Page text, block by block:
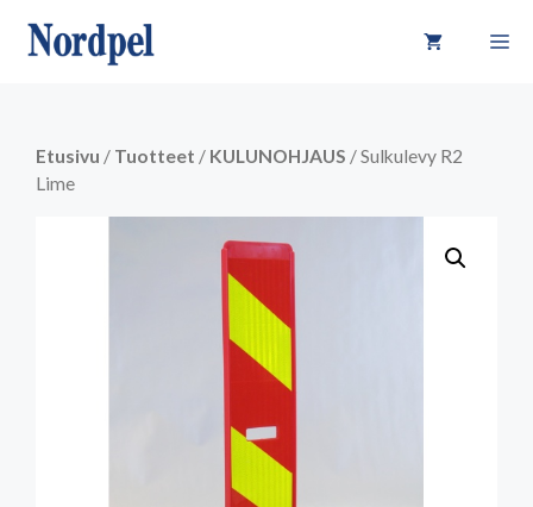
sisältöön
Etusivu / Tuotteet / KULUNOHJAUS / Sulkulevy R2
Lime